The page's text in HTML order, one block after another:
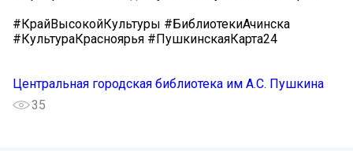
#КрайВысокойКультуры #БиблиотекиАчинска
#КультураКрасноярья #ПушкинскаяКарта24
Центральная городская библиотека им А.С. Пушкина
35